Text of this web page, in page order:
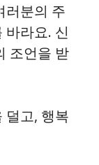
러분의 주
바라요. 신
조언을 받
덜고, 행복